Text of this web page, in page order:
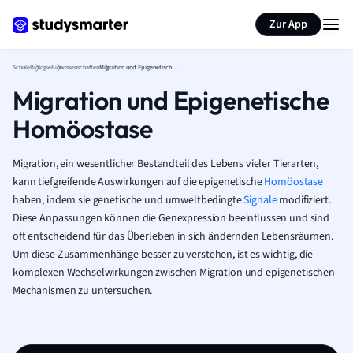
Zur App
SchuleBiologieBiowissenschaften Migration und Epigenetische Homöostase
Migration und Epigenetische
Homöostase
Migration, ein wesentlicher Bestandteil des Lebens vieler Tierarten,
kann tiefgreifende Auswirkungen auf die epigenetischeHomöostase
haben, indem sie genetische und umweltbedingteSignalemodifiziert.
Diese Anpassungen können die Genexpression beeinflussen und sind
oft entscheidend für das Überleben in sich ändernden Lebensräumen.
Um diese Zusammenhänge besser zu verstehen, ist es wichtig, die
komplexen Wechselwirkungen zwischen Migration und epigenetischen
Mechanismen zu untersuchen.
Seite zusammenfassen